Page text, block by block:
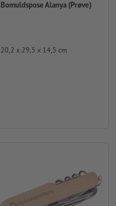
Bomuldspose Alanya (Prøve)
20,2 x 29,5 x 14,5 cm